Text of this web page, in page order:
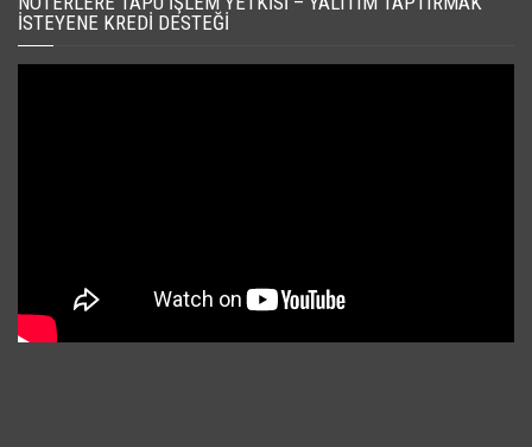
İSTEYENE KREDI DESTEĞI